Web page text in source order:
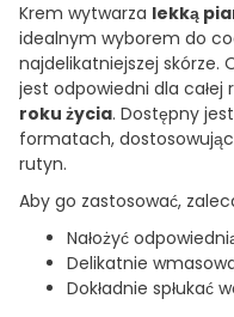
Krem wytwarza lekką
idealnym wyborem do
najdelikatniejszej skórze.
jest odpowiedni dla
roku życia. Dostępny
formatach,
rutyn.
Aby go zastosować,
Nałożyć
Delikatnie
Dokładnie spłukać